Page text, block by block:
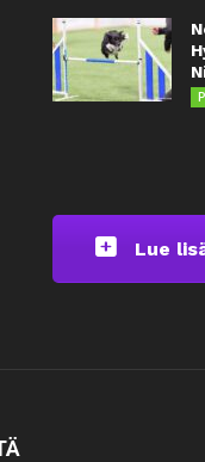
Lue